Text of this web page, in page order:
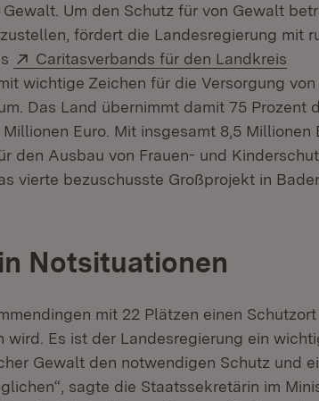
Um den Schutz für von Gewalt
fördert die Landesregierung mit
Extern:
Caritasverbands für den Landkreis
Fenster)
wichtige Zeichen für die Versorgung von
Das Land übernimmt damit 75 Prozent
Euro. Mit insgesamt 8,5 Millionen
den Ausbau von Frauen- und
vierte bezuschusste Großprojekt in
Notsituationen
mit 22 Plätzen einen
wird. Es ist der Landesregierung ein
Gewalt den notwendigen Schutz und
sagte die Staatssekretärin im